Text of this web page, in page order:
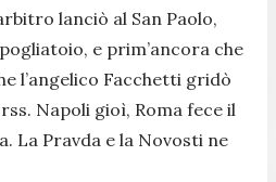
lanciò al San Paolo,
e prim’ancora che
l’angelico Facchetti gridò
Napoli gioì, Roma fece il
La Pravda e la Novosti ne